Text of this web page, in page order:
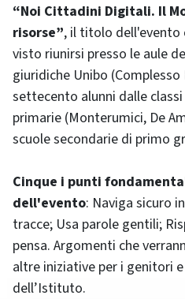
“Noi Cittadini Digitali. Il
risorse”, il titolo dell'evento
visto riunirsi presso le aule
giuridiche Unibo
settecento alunni dalle
primarie (Monterumici, De
scuole secondarie di primo
Cinque i punti
dell'evento: Naviga sicuro
tracce; Usa parole gentili;
pensa. Argomenti che
altre iniziative per i genitori
dell’Istituto.